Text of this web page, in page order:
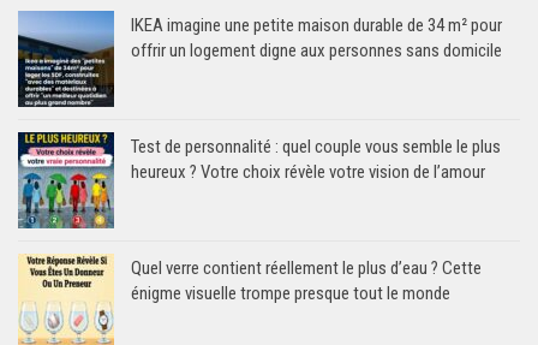
IKEA imagine une petite maison durable de 34 m² pour
offrir un logement digne aux personnes sans domicile
Test de personnalité : quel couple vous semble le plus
heureux ? Votre choix révèle votre vision de l’amour
Quel verre contient réellement le plus d’eau ? Cette
énigme visuelle trompe presque tout le monde